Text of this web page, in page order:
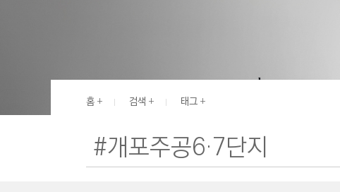
N
G
N
홈 검색 태그